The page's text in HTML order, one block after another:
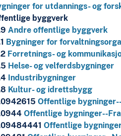
for utdannings- og
byggverk
Andre offentlige byggverk
Bygninger for
Forretnings- og
Helse- og velferdsbygninger
Industribygninger
Kultur- og idrettsbygg
Offentlige
Offentlige bygninger--
Offentlige